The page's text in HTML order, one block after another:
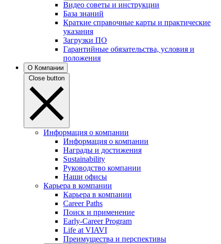
Видео советы и инструкции
База знаний
Краткие справочные карты и практические
указания
Загрузки ПО
Гарантийные обязательства, условия и
положения
О Компании
Close button
Информация о компании
Информация о компании
Награды и достижения
Sustainability
Руководство компании
Наши офисы
Карьера в компании
Карьера в компании
Career Paths
Поиск и применение
Early-Career Program
Life at VIAVI
Преимущества и перспективы